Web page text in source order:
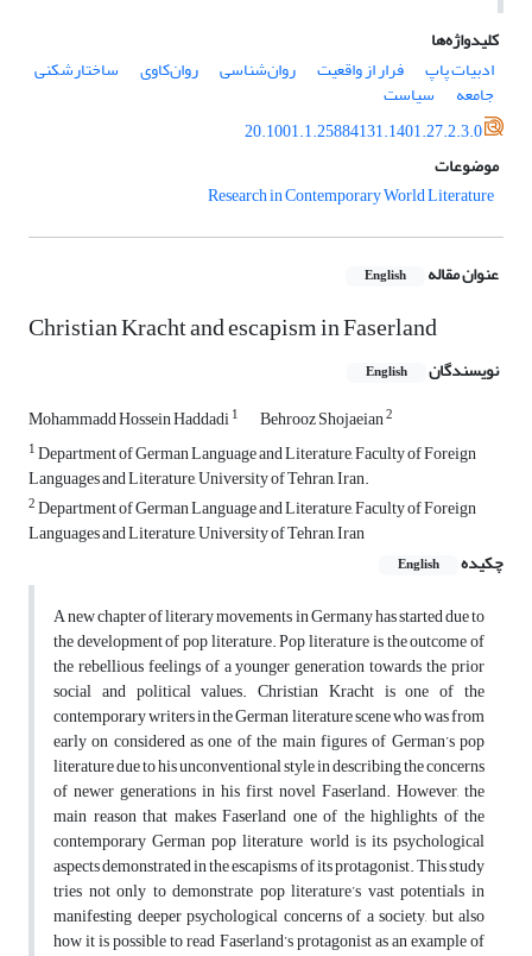
کلیدواژه‌ها
ادبیات پاپ
فرار از واقعیت روان‌شناسی روان‌کاوی ساختارشکنی
جامعه
سیاست
20.1001.1.25884131.1401.27.2.3.0
موضوعات
Research in Contemporary World Literature
عنوان مقاله English
Christian Kracht and escapism in Faserland
نویسندگان English
Mohammadd Hossein Haddadi1 Behrooz Shojaeian2
1Department of German Language and Literature, Faculty of Foreign
Languages and Literature, University of Tehran, Iran.
2Department of German Language and Literature, Faculty of Foreign
Languages and Literature, University of Tehran, Iran
چکیده
English
A new chapter of literary movements in Germany has started due to
the development of pop literature. Pop literature is the outcome of
the rebellious feelings of a younger generation towards the prior
social and political values. Christian Kracht is one of the
contemporary writers in the German literature scene who was from
early on considered as one of the main figures of German’s pop
literature due to his unconventional style in describing the concerns
of newer generations in his first novel Faserland. However, the
main reason that makes Faserland one of the highlights of the
contemporary German pop literature world is its psychological
aspects demonstrated in the escapisms of its protagonist. This study
tries not only to demonstrate pop literature’s vast potentials in
manifesting deeper psychological concerns of a society, but also
how it is possible to read Faserland’s protagonist as an example of